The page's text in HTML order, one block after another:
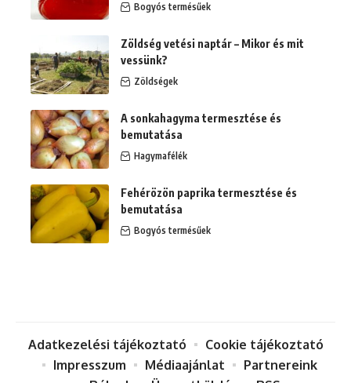
Bogyós termésűek
Zöldség vetési naptár – Mikor és mit
vessünk?
Zöldségek
A sonkahagyma termesztése és
bemutatása
Hagymafélék
Fehérözön paprika termesztése és
bemutatása
Bogyós termésűek
Adatkezelési tájékoztató
Cookie tájékoztató
Impresszum
Médiaajánlat
Partnereink